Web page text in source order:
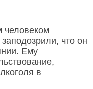
что он
Ему
в